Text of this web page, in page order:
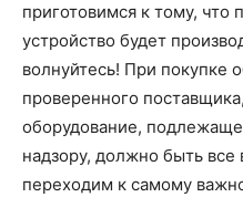
приготовимся к тому, что
устройство будет
волнуйтесь! При покупке
проверенного
оборудование,
надзору, должно быть
переходим к самому